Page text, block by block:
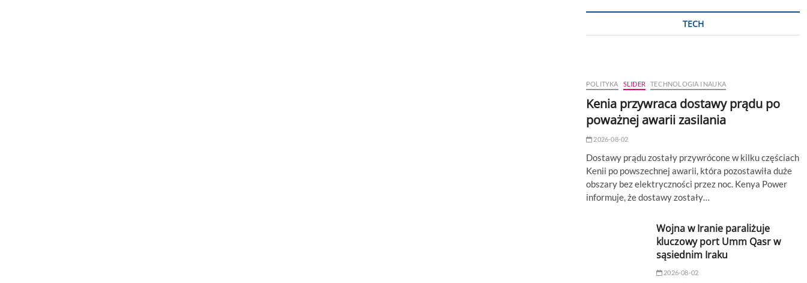
TECH
POLITYKA SLIDER TECHNOLOGIA I NAUKA
Kenia przywraca dostawy prądu po
poważnej awarii zasilania
2026-08-02
Dostawy prądu zostały przywrócone w kilku częściach
Kenii po powszechnej awarii, która pozostawiła duże
obszary bez elektryczności przez noc. Kenya Power
informuje, że dostawy zostały…
Wojna w Iranie paraliżuje
kluczowy port Umm Qasr w
sąsiednim Iraku
2026-08-02